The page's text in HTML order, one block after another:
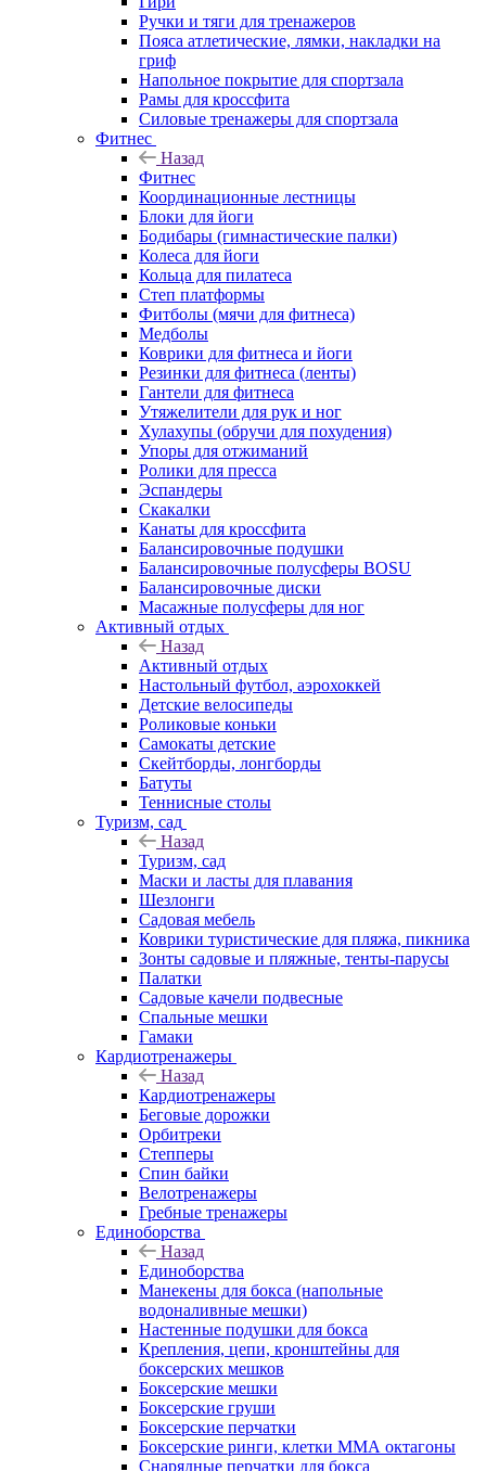
Ручки и тяги для тренажеров
Пояса атлетические, лямки, накладки на
гриф
Напольное покрытие для спортзала
Рамы для кроссфита
Силовые тренажеры для спортзала
Фитнес
Назад
Фитнес
Координационные лестницы
Блоки для йоги
Бодибары (гимнастические палки)
Колеса для йоги
Кольца для пилатеса
Степ платформы
Фитболы (мячи для фитнеса)
Медболы
Коврики для фитнеса и йоги
Резинки для фитнеса (ленты)
Гантели для фитнеса
Утяжелители для рук и ног
Хулахупы (обручи для похудения)
Упоры для отжиманий
Ролики для пресса
Эспандеры
Скакалки
Канаты для кроссфита
Балансировочные подушки
Балансировочные полусферы BOSU
Балансировочные диски
Масажные полусферы для ног
Активный отдых
Назад
Активный отдых
Настольный футбол, аэрохоккей
Детские велосипеды
Роликовые коньки
Самокаты детские
Скейтборды, лонгборды
Батуты
Теннисные столы
Туризм, сад
Назад
Туризм, сад
Маски и ласты для плавания
Шезлонги
Садовая мебель
Коврики туристические для пляжа, пикника
Зонты садовые и пляжные, тенты-парусы
Палатки
Садовые качели подвесные
Спальные мешки
Гамаки
Кардиотренажеры
Назад
Кардиотренажеры
Беговые дорожки
Орбитреки
Степперы
Спин байки
Велотренажеры
Гребные тренажеры
Единоборства
Назад
Единоборства
Манекены для бокса (напольные
водоналивные мешки)
Настенные подушки для бокса
Крепления, цепи, кронштейны для
боксерских мешков
Боксерские мешки
Боксерские груши
Боксерские перчатки
Боксерские ринги, клетки ММА октагоны
Снарядные перчатки для бокса